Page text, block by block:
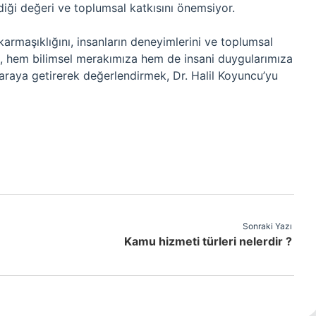
değeri ve toplumsal katkısını önemsiyor.
insanların deneyimlerini ve toplumsal
bilimsel merakımıza hem de insani duygularımıza
getirerek değerlendirmek, Dr. Halil Koyuncu’yu
Sonraki Yazı
Kamu hizmeti türleri nelerdir ?